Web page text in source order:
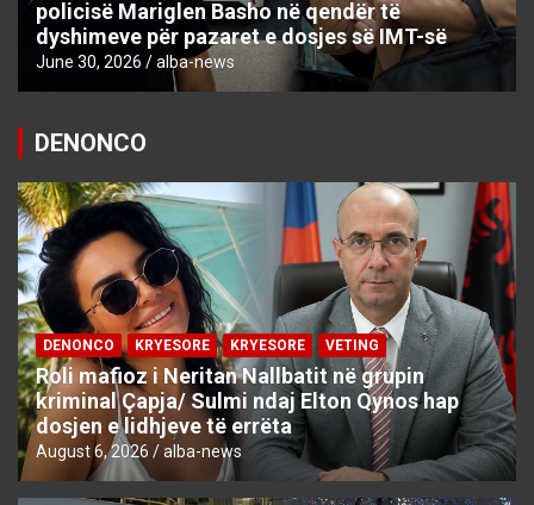
policisë Mariglen Basho në qendër të
dyshimeve për pazaret e dosjes së IMT-së
June 30, 2026 alba-news
DENONCO
DENONCO KRYESORE KRYESORE VETING
Roli mafioz i Neritan Nallbatit në grupin
kriminal Çapja/ Sulmi ndaj Elton Qynos hap
dosjen e lidhjeve të errëta
August 6, 2026 alba-news